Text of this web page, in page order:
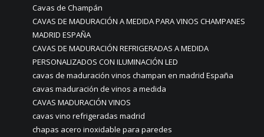
Cavas de Champán
CAVAS DE MADURACIÓN A MEDIDA PARA VINOS CHAMPANES
MADRID ESPAÑA
CAVAS DE MADURACIÓN REFRIGERADAS A MEDIDA
PERSONALIZADOS CON ILUMINACIÓN LED
cavas de maduración vinos champan en madrid España
cavas maduración de vinos a medida
CAVAS MADURACIÓN VINOS
cavas vino refrigeradas madrid
chapas acero inoxidable para paredes